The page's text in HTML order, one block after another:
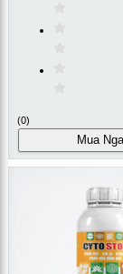
(0)
Mua